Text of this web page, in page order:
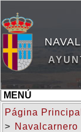
Página
> Navalcarnero